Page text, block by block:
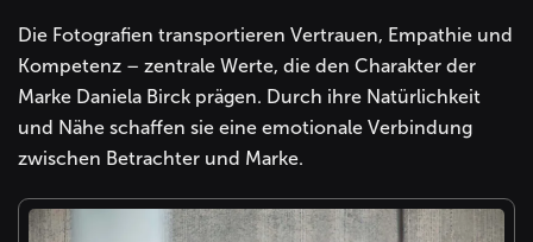
Die Fotografien transportieren Vertrauen, Empathie und
Kompetenz – zentrale Werte, die den Charakter der
Marke Daniela Birck prägen. Durch ihre Natürlichkeit
und Nähe schaffen sie eine emotionale Verbindung
zwischen Betrachter und Marke.